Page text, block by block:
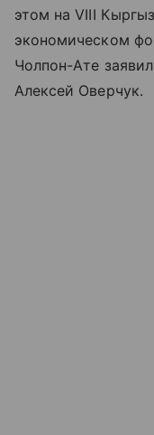
этом на VIII
экономическом
Чолпон-Ате
Алексей Оверчук.